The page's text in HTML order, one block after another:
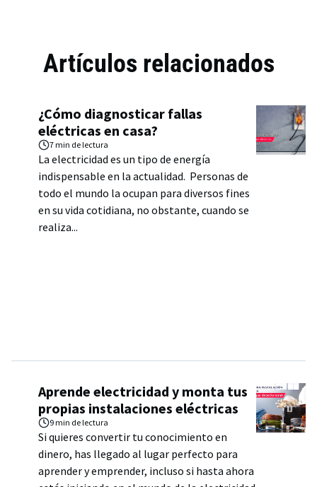
Artículos relacionados
¿Cómo diagnosticar fallas
eléctricas en casa?
7 min de lectura
La electricidad es un tipo de energía
indispensable en la actualidad. Personas de
todo el mundo la ocupan para diversos fines
en su vida cotidiana, no obstante, cuando se
realiza...
Aprende electricidad y monta tus
propias instalaciones eléctricas
9 min de lectura
Si quieres convertir tu conocimiento en
dinero, has llegado al lugar perfecto para
aprender y emprender, incluso si hasta ahora